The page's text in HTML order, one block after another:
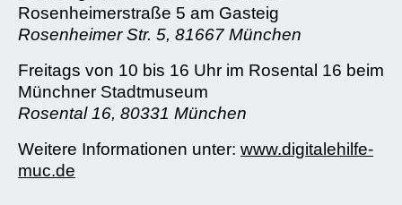
Rosenheimerstraße 5 am Gasteig
Rosenheimer Str. 5, 81667 München
Freitags von 10 bis 16 Uhr im Rosental 16 beim
Münchner Stadtmuseum
Rosental 16, 80331 München
Weitere Informationen unter: www.digitalehilfe-
muc.de